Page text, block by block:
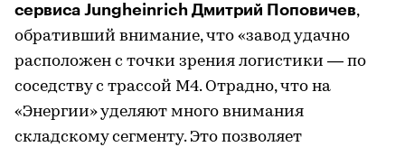
сервиса Jungheinrich Дмитрий Поповичев,
обративший внимание, что «завод удачно
расположен с точки зрения логистики — по
соседству с трассой М4. Отрадно, что на
«Энергии» уделяют много внимания
складскому сегменту. Это позволяет